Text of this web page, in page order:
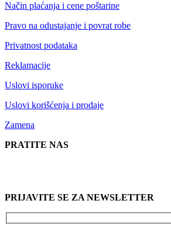
Način plaćanja i cene poštarine
Pravo na odustajanje i povrat robe
Privatnost podataka
Reklamacije
Uslovi isporuke
Uslovi korišćenja i prodaje
Zamena
PRATITE NAS
PRIJAVITE SE ZA NEWSLETTER